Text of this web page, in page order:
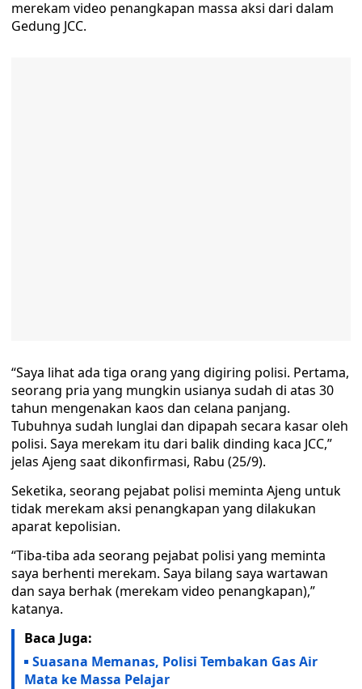
merekam video penangkapan massa aksi dari dalam
Gedung JCC.
“Saya lihat ada tiga orang yang digiring polisi. Pertama,
seorang pria yang mungkin usianya sudah di atas 30
tahun mengenakan kaos dan celana panjang.
Tubuhnya sudah lunglai dan dipapah secara kasar oleh
polisi. Saya merekam itu dari balik dinding kaca JCC,”
jelas Ajeng saat dikonfirmasi, Rabu (25/9).
Seketika, seorang pejabat polisi meminta Ajeng untuk
tidak merekam aksi penangkapan yang dilakukan
aparat kepolisian.
“Tiba-tiba ada seorang pejabat polisi yang meminta
saya berhenti merekam. Saya bilang saya wartawan
dan saya berhak (merekam video penangkapan),”
katanya.
Baca Juga:
Suasana Memanas, Polisi Tembakan Gas Air
Mata ke Massa Pelajar